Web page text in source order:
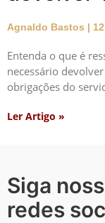
Agnaldo Bastos
Entenda o que é
necessário
obrigações do
Ler Artigo »
Siga
redes